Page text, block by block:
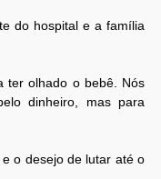
do hospital e a família
ter olhado o bebê. Nós
dinheiro, mas para
o desejo de lutar até o